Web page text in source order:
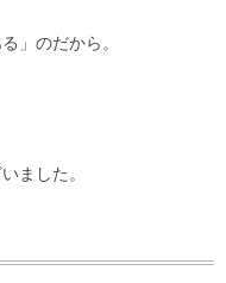
」のだから。
ました。